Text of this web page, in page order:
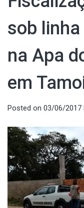
sob
na Apa
em
Posted on 03/06/2017